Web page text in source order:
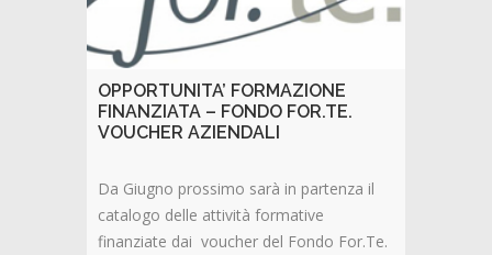
OPPORTUNITA’ FORMAZIONE
FINANZIATA – FONDO FOR.TE.
VOUCHER AZIENDALI
Da Giugno prossimo sarà in partenza il
catalogo delle attività formative
finanziate dai voucher del Fondo For.Te.